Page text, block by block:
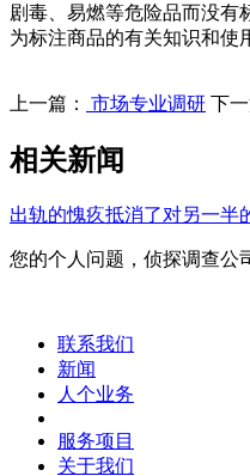
剧毒、易燃等危险品而没有
为标注商品的有关知识和使
上一篇： 市场专业调研 下一
相关新闻
出轨的愧疚抵消了对另一半
您的个人问题，侦探调查公
联系我们
新闻
人个业务
服务项目
关于我们